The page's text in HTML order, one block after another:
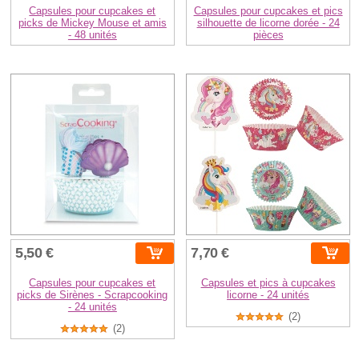
Capsules pour cupcakes et
picks de Mickey Mouse et amis
- 48 unités
Capsules pour cupcakes et pics
silhouette de licorne dorée - 24
pièces
5,50 €
Capsules pour cupcakes et
picks de Sirènes - Scrapcooking
- 24 unités
(2)
7,70 €
Capsules et pics à cupcakes
licorne - 24 unités
(2)